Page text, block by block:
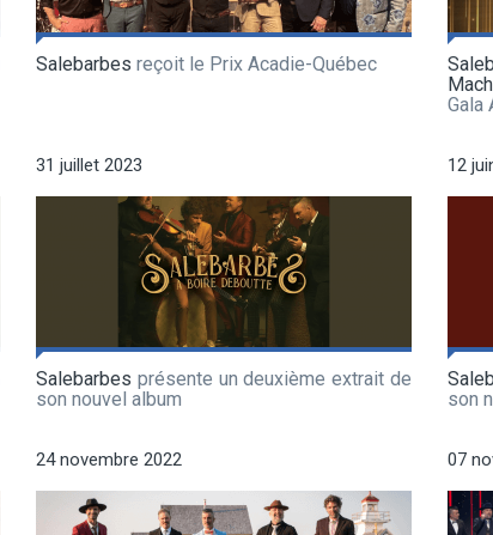
Salebarbes reçoit le Prix Acadie-Québec
Gala
31 juillet 2023
Salebarbes présente un deuxième extrait de
son nouvel album
12
son
24 novembre 2022 07